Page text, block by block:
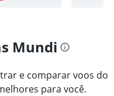
Mundi
e comparar voos do
para você.